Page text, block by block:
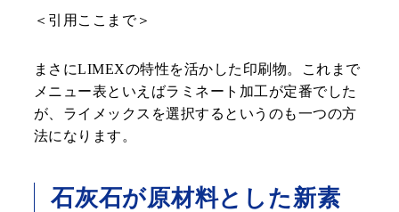
＜引用ここまで＞
まさにLIMEXの特性を活かした印刷物。これまで
メニュー表といえばラミネート加工が定番でした
が、ライメックスを選択するというのも一つの方
法になります。
石灰石が原材料とした新素